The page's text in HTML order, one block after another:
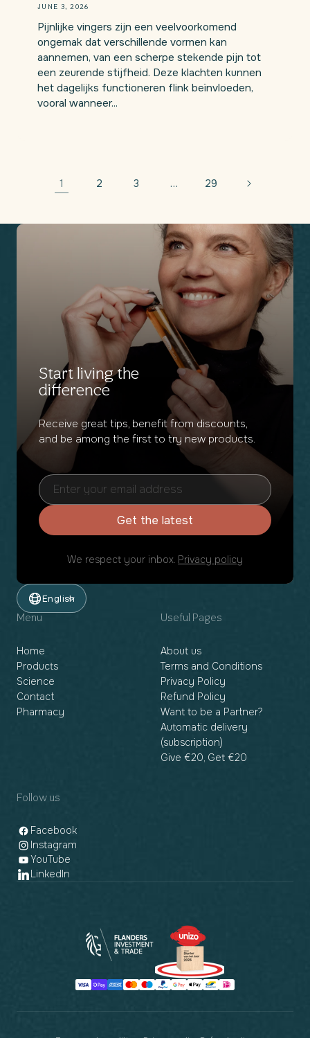
JUNE 3, 2026
Pijnlijke vingers zijn een veelvoorkomend
ongemak dat verschillende vormen kan
aannemen, van een scherpe stekende pijn tot
een zeurende stijfheid. Deze klachten kunnen
het dagelijks functioneren flink beïnvloeden,
vooral wanneer...
1 2 3 … 29
Start living the
difference
Receive great tips, benefit from discounts,
and be among the first to try new products.
Get the latest
We respect your inbox. Privacy policy
English
Menu
Home
Products
Science
Contact
Pharmacy
Useful Pages
About us
Terms and Conditions
Privacy Policy
Refund Policy
Want to be a Partner?
Automatic delivery
(subscription)
Give €20, Get €20
Follow us
Facebook
Instagram
YouTube
LinkedIn
Payment